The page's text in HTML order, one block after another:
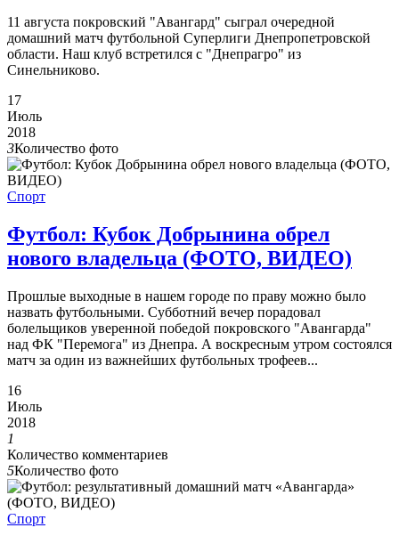
11 августа покровский "Авангард" сыграл очередной
домашний матч футбольной Суперлиги Днепропетровской
области. Наш клуб встретился с "Днепрагро" из
Синельниково.
17
Июль
2018
3Количество фото
Спорт
Футбол: Кубок Добрынина обрел
нового владельца (ФОТО, ВИДЕО)
Прошлые выходные в нашем городе по праву можно было
назвать футбольными. Субботний вечер порадовал
болельщиков уверенной победой покровского "Авангарда"
над ФК "Перемога" из Днепра. А воскресным утром состоялся
матч за один из важнейших футбольных трофеев...
16
Июль
2018
1
Количество комментариев
5Количество фото
Спорт